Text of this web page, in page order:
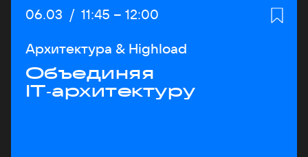
Дата:
06.03 / Начало:
11:45 – Конец:
12:00
Архитектура & Highload
Объединяя
IT‑архитектуру